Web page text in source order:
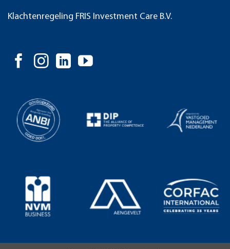
Klachtenregeling FRIS Investment Care B.V.